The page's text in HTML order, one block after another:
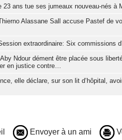
ans tue ses jumeaux nouveau-nés à
Alassane Sall accuse Pastef de
extraordinaire: Six commissions
Ndour dément être placée sous
en justice contre…
elle déclare, sur son lit d’hôpital,
Envoyer à un ami